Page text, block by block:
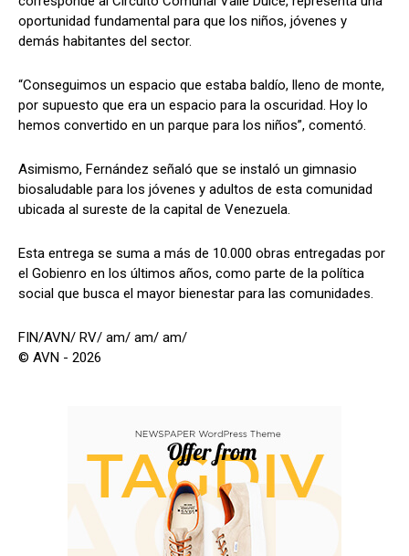
oportunidad fundamental para que los niños, jóvenes y
demás habitantes del sector.
“Conseguimos un espacio que estaba baldío, lleno de monte,
por supuesto que era un espacio para la oscuridad. Hoy lo
hemos convertido en un parque para los niños”, comentó.
Asimismo, Fernández señaló que se instaló un gimnasio
biosaludable para los jóvenes y adultos de esta comunidad
ubicada al sureste de la capital de Venezuela.
Esta entrega se suma a más de 10.000 obras entregadas por
el Gobienro en los últimos años, como parte de la política
social que busca el mayor bienestar para las comunidades.
FIN/AVN/ RV/ am/ am/ am/
© AVN - 2026